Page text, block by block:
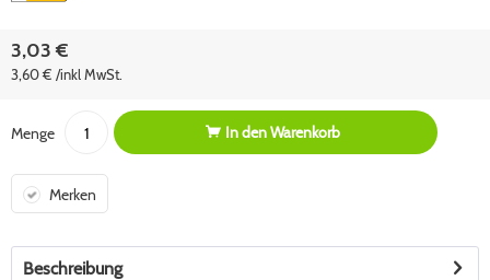
3,03 €
3,60 € /inkl MwSt.
Menge In denWarenkorb
Merken
Beschreibung